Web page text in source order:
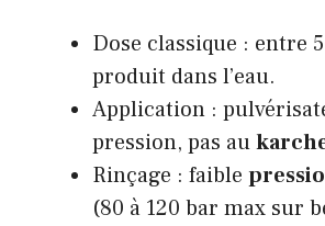
Dose classique : entre
produit dans l’eau.
Application :
pression, pas au
Rinçage : faible
(80 à 120 bar max sur